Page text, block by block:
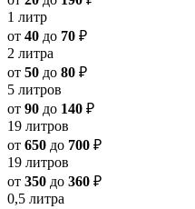
1 литр
от 40 до 70 ₽
2 литра
от 50 до 80 ₽
5 литров
от 90 до 140 ₽
19 литров
от 650 до 700 ₽
19 литров
от 350 до 360 ₽
0,5 литра